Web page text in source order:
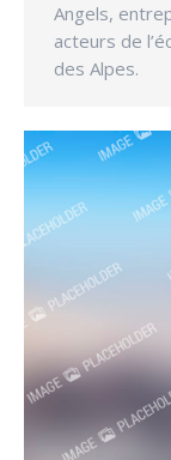
Angels,
acteurs de
des Alpes.